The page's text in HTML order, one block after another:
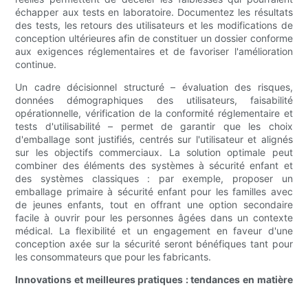
échapper aux tests en laboratoire. Documentez les résultats
des tests, les retours des utilisateurs et les modifications de
conception ultérieures afin de constituer un dossier conforme
aux exigences réglementaires et de favoriser l'amélioration
continue.
Un cadre décisionnel structuré – évaluation des risques,
données démographiques des utilisateurs, faisabilité
opérationnelle, vérification de la conformité réglementaire et
tests d'utilisabilité – permet de garantir que les choix
d'emballage sont justifiés, centrés sur l'utilisateur et alignés
sur les objectifs commerciaux. La solution optimale peut
combiner des éléments des systèmes à sécurité enfant et
des systèmes classiques : par exemple, proposer un
emballage primaire à sécurité enfant pour les familles avec
de jeunes enfants, tout en offrant une option secondaire
facile à ouvrir pour les personnes âgées dans un contexte
médical. La flexibilité et un engagement en faveur d'une
conception axée sur la sécurité seront bénéfiques tant pour
les consommateurs que pour les fabricants.
Innovations et meilleures pratiques : tendances en matière